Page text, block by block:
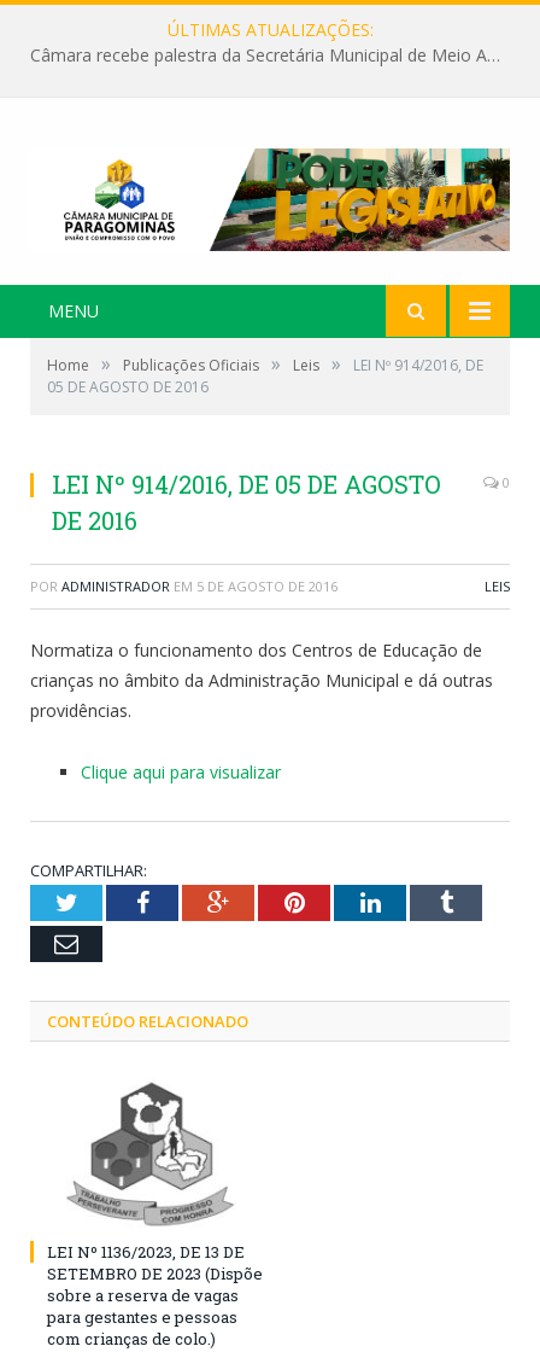
ÚLTIMAS ATUALIZAÇÕES:
Câmara recebe palestra da Secretária Municipal de Meio Ambiente sobre as ações da “SEMANA DO MEIO AMBIENTE”
MENU
Home » Publicações Oficiais » Leis »
LEI Nº 914/2016, DE
05 DE AGOSTO DE 2016
LEI Nº 914/2016, DE 05 DE AGOSTO
DE 2016
0
POR ADMINISTRADOR EM 5 DE AGOSTO DE 2016 LEIS
Normatiza o funcionamento dos Centros de Educação de
crianças no âmbito da Administração Municipal e dá outras
providências.
Clique aqui para visualizar
COMPARTILHAR:
TwitterFacebookGoogle+PinterestLinkedInTumblr
Email
CONTEÚDO RELACIONADO
LEI Nº 1136/2023, DE 13 DE
SETEMBRO DE 2023 (Dispõe
sobre a reserva de vagas
para gestantes e pessoas
com crianças de colo.)